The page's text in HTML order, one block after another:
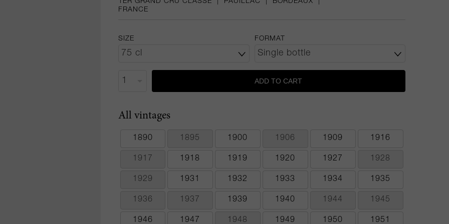
1ER GRAND CRU CLASSÉ PAUILLAC BORDEAUX
FRANCE
SIZE FORMAT
ADD TO CART
All vintages
1890 1895 1900 1906 1909 1916
1917 1918 1919 1920 1927 1928
1929 1931 1932 1933 1934 1935
1936 1937 1939 1940 1944 1945
1946 1947 1948 1949 1950 1951